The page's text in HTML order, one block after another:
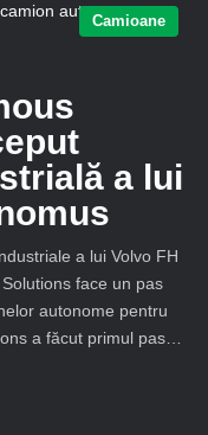
Camioane
a lui
a lui Volvo FH
face un pas
autonome pentru
a făcut primul pas…